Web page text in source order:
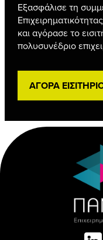
Εξασφάλισε τη
και αγόρασε το
πολυσυνέδριο
ΑΓΟΡΑ